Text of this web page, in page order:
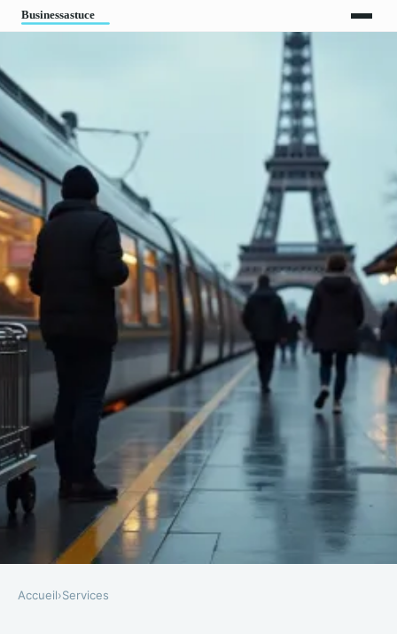
Accueil›Services